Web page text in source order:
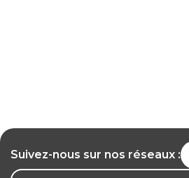
Suivez-nous sur nos réseaux :